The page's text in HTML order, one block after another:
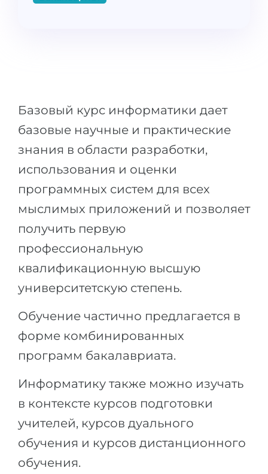
Подготовка к вузу
Подготовка к штудиенколлег
Портфолио
ГЕОГРАФИЯ
Земли
Города
ПРОФЕССИИ
Профессии
Специальности
Примеры вакансий
Тест Голланда
Тест Карта Интересов
Тест RIASEC
Штудиенколлег
Школы 11 классов
Школы 12 классов (NIS)
2-3 курса
Бакалавриата
Магистратуры
ПОСТУПАЕМ НА...
Медицина
Инженерия
Физика
Менеджмент
Другая специальность
ПОСТУПАЕМ ИЗ...
Россия
Украина
Базовый курс информатики дает
базовые научные и практические
знания в области разработки,
использования и оценки
программных систем для всех
мыслимых приложений и позволяет
получить первую
профессиональную
квалификационную высшую
университетскую степень.
Обучение частично предлагается в
форме комбинированных
программ бакалавриата.
Информатику также можно изучать
в контексте курсов подготовки
учителей, курсов дуального
обучения и курсов дистанционного
обучения.